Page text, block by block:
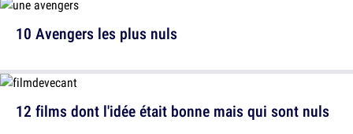
12 films dont l'idée était bonne mais qui sont nuls
10 Avengers les plus nuls